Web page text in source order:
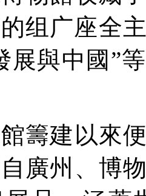
组广座全
展與中國”
建以來便
廣州、博